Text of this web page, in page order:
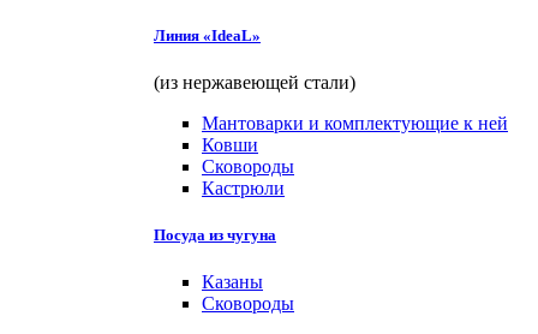
Линия «IdeaL»
(из нержавеющей стали)
Мантоварки и комплектующие к ней
Ковши
Сковороды
Кастрюли
Посуда из чугуна
Казаны
Сковороды